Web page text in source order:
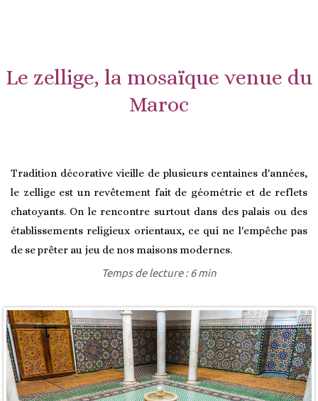
Le zellige, la mosaïque venue du
Maroc
Tradition décorative vieille de plusieurs centaines d'années,
le zellige est un revêtement fait de géométrie et de reflets
chatoyants. On le rencontre surtout dans des palais ou des
établissements religieux orientaux, ce qui ne l'empêche pas
de se prêter au jeu de nos maisons modernes.
Temps de lecture : 6 min